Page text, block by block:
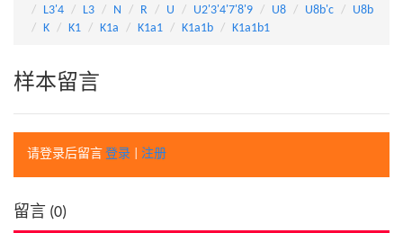
L3'4
L3 N R U U2'3'4'7'8'9 U8 U8b'c
U8b
K
K1 K1a K1a1 K1a1b K1a1b1
样本留言
请登录后留言 登录 注册
留言 (0)